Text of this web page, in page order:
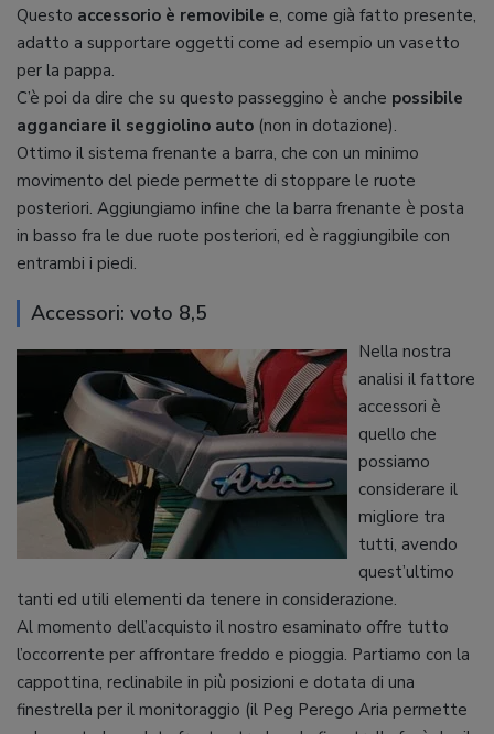
Questo accessorio è removibile e, come già fatto presente,
adatto a supportare oggetti come ad esempio un vasetto
per la pappa.
C’è poi da dire che su questo passeggino è anche possibile
agganciare il seggiolino auto (non in dotazione).
Ottimo il sistema frenante a barra, che con un minimo
movimento del piede permette di stoppare le ruote
posteriori. Aggiungiamo infine che la barra frenante è posta
in basso fra le due ruote posteriori, ed è raggiungibile con
entrambi i piedi.
Accessori: voto 8,5
Nella nostra
analisi il fattore
accessori è
quello che
possiamo
considerare il
migliore tra
tutti, avendo
quest’ultimo
tanti ed utili elementi da tenere in considerazione.
Al momento dell’acquisto il nostro esaminato offre tutto
l’occorrente per affrontare freddo e pioggia. Partiamo con la
cappottina, reclinabile in più posizioni e dotata di una
finestrella per il monitoraggio (il Peg Perego Aria permette